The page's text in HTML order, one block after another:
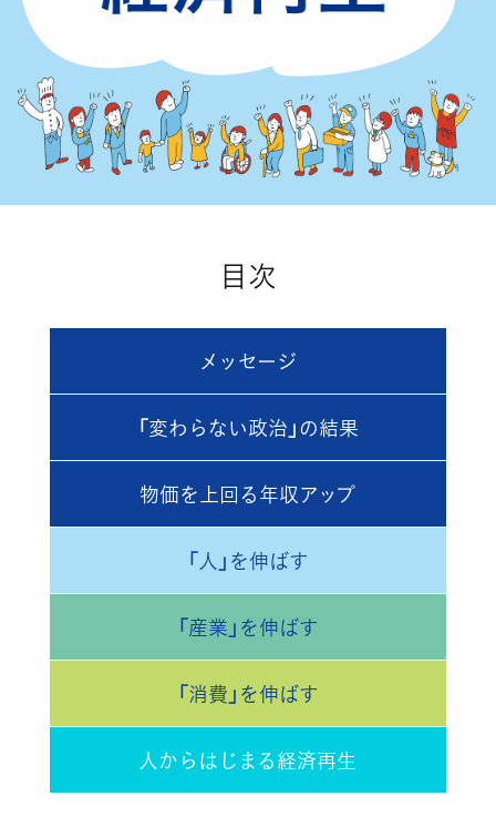
目次
メッセージ
「変わらない政治」の結果
物価を上回る年収アップ
「人」を伸ばす
「産業」を伸ばす
「消費」を伸ばす
人からはじまる経済再生